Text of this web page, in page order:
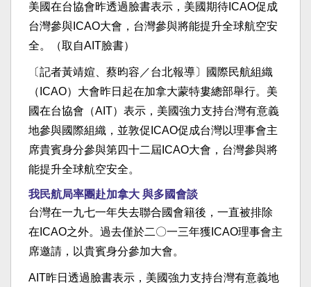
美國在台協會昨透過臉書表示，美國期待ICAO促成
台灣參與ICAO大會，台灣參與將能提升全球航空安
全。（取自AIT臉書）
〔記者黃靖媗、蔡昀容／台北報導〕國際民航組織
（ICAO）大會昨日起在加拿大蒙特婁總部舉行。美
國在台協會（AIT）表示，美國強力支持台灣有意義
地參與國際組織，並敦促ICAO促成台灣以理事會主
席貴賓身分參與第四十二屆ICAO大會，台灣參與將
能提升全球航空安全。
我民航局率團赴加拿大 與多國會談
台灣在一九七一年失去聯合國會籍後，一直被排除
在ICAO之外。過去僅於二〇一三年獲ICAO理事會主
席邀請，以貴賓身分參加大會。
AIT昨日透過臉書表示，美國強力支持台灣有意義地